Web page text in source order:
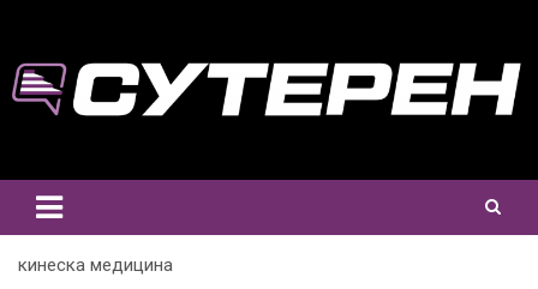
content
кинеска медицина